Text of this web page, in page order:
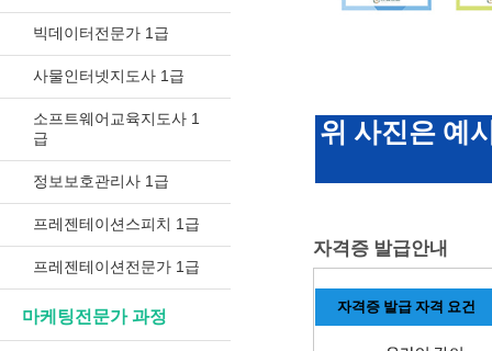
빅데이터전문가 1급
사물인터넷지도사 1급
소프트웨어교육지도사 1
급
정보보호관리사 1급
프레젠테이션스피치 1급
프레젠테이션전문가 1급
마케팅전문가 과정
위 사진은 예
자격증 발급안내
자격증 발급 자격 요건